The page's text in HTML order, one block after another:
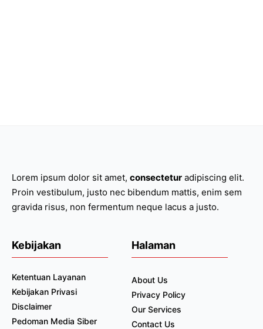
Lorem ipsum dolor sit amet, consectetur adipiscing elit.
Proin vestibulum, justo nec bibendum mattis, enim sem
gravida risus, non fermentum neque lacus a justo.
Kebijakan
Ketentuan Layanan
Kebijakan Privasi
Disclaimer
Pedoman Media Siber
Halaman
About Us
Privacy Policy
Our Services
Contact Us